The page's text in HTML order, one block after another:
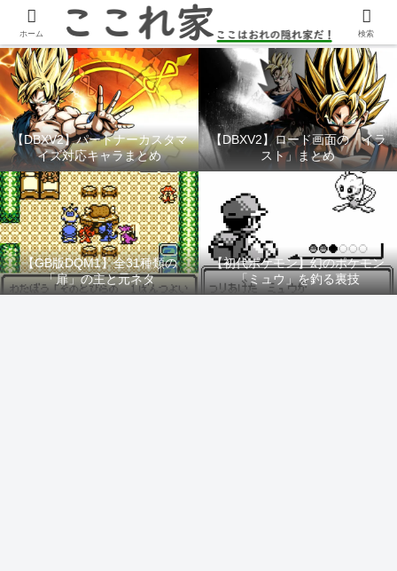
YouTubeチャンネル「ここれ家」
【DBXV2】パートナーカスタマ
イズ対応キャラまとめ
【DBXV2】ロード画面の「イラ
スト」まとめ
【GB版DQM1】全31種類の
「扉」の主と元ネタ
【初代ポケモン】幻のポケモン
「ミュウ」を釣る裏技
ホーム 検索